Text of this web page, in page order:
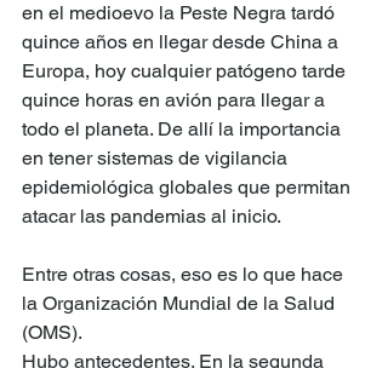
en el medioevo la Peste Negra tardó
quince años en llegar desde China a
Europa, hoy cualquier patógeno tarde
quince horas en avión para llegar a
todo el planeta. De allí la importancia
en tener sistemas de vigilancia
epidemiológica globales que permitan
atacar las pandemias al inicio.
Entre otras cosas, eso es lo que hace
la Organización Mundial de la Salud
(OMS).
Hubo antecedentes. En la segunda